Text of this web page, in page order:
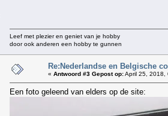
Leef met plezier en geniet van je hobby
door ook anderen een hobby te gunnen
Re:Nederlandse en Belgische
« Antwoord #3 Gepost op:April 25, 2018,
Een foto geleend van elders op de site: